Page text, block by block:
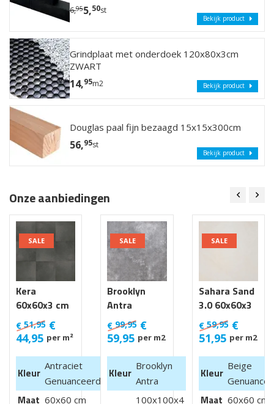
6,955,50st
Bekijk product
Grindplaat met onderdoek 120x80x3cm
ZWART
14,95m2 Bekijk product
Douglas paal fijn bezaagd 15x15x300cm
56,95st
Bekijk product
Onze aanbiedingen
Kera
60x60x3 cm
Luik
€ 51,95 €
44,95 per m²
SALE
Kleur
Antraciet
Genuanceerd
Maat 60x60 cm
Brooklyn
Antra
100x100x4
cm van €
99,95 m2
€ 99,95 €
59,95 per m2
SALE
Kleur
Brooklyn
Antra
100x100x4
Sahara Sand
3.0 60x60x3
cm
€59,95 €
51,95 per m2
SALE
Kleur
Beige
Maat 60x60 cm